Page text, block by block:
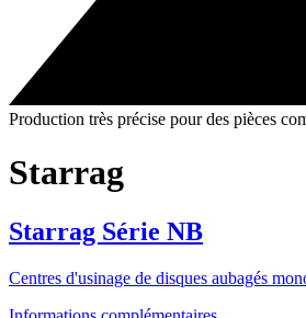
Production très précise pour des pièces
Starrag
Starrag Série NB
Centres d'usinage de disques aubagés